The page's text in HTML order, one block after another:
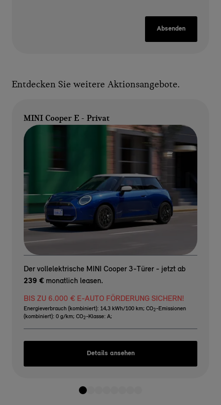
Absenden
Entdecken Sie weitere Aktionsangebote.
MINI Cooper E - Privat
Der vollelektrische MINI Cooper 3-Türer - jetzt ab
239 € monatlich leasen.
BIS ZU 6.000 € E-AUTO FÖRDERUNG SICHERN!
Energieverbrauch (kombiniert): 14,3 kWh/100 km; CO2 -Emissionen
(kombiniert): 0 g/km; CO2 -Klasse: A;
Details ansehen